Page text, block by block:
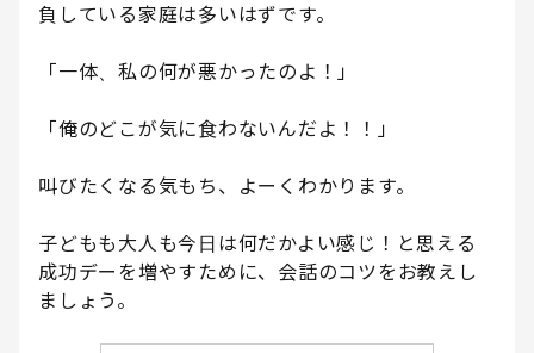
負している家庭は多いはずです。
「一体、私の何が悪かったのよ！」
「俺のどこが気に食わないんだよ！！」
叫びたくなる気もち、よーくわかります。
子どもも大人も今日は何だかよい感じ！と思える
成功デーを増やすために、会話のコツをお教えし
ましょう。